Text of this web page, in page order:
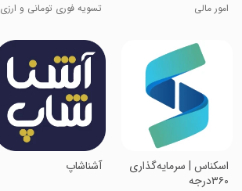
امور مالی تسویه فوری تومانی و ارزی
‏‏‏اسکناس | سرمایه‌گذاری
۳۶۰درجه
آشناشاپ